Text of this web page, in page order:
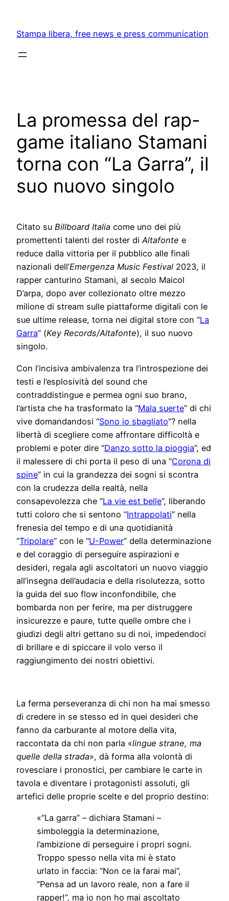
content
Stampa libera, free news e press communication
La promessa del rap-
game italiano Stamani
torna con “La Garra”, il
suo nuovo singolo
Citato su Billboard Italia come uno dei più
promettenti talenti del roster diAltafonte e
reduce dalla vittoria per il pubblico alle finali
nazionali dell’Emergenza Music Festival 2023, il
rapper canturino Stamani, al secolo Maicol
D’arpa, dopo aver collezionato oltre mezzo
milione di stream sulle piattaforme digitali con le
sue ultime release, torna nei digital store con “La
Garra” (Key Records/Altafonte), il suo nuovo
singolo.
Con l’incisiva ambivalenza tra l’introspezione dei
testi e l’esplosività del sound che
contraddistingue e permea ogni suo brano,
l’artista che ha trasformato la “Mala suerte” di chi
vive domandandosi “Sono io sbagliato”? nella
libertà di scegliere come affrontare difficoltà e
problemi e poter dire “Danzo sotto la pioggia”, ed
il malessere di chi porta il peso di una “Corona di
spine” in cui la grandezza dei sogni si scontra
con la crudezza della realtà, nella
consapevolezza che “La vie est belle”, liberando
tutti coloro che si sentono “Intrappolati” nella
frenesia del tempo e di una quotidianità
“Tripolare” con le “U-Power” della determinazione
e del coraggio di perseguire aspirazioni e
desideri, regala agli ascoltatori un nuovo viaggio
all’insegna dell’audacia e della risolutezza, sotto
la guida del suo flow inconfondibile, che
bombarda non per ferire, ma per distruggere
insicurezze e paure, tutte quelle ombre che i
giudizi degli altri gettano su di noi, impedendoci
di brillare e di spiccare il volo verso il
raggiungimento dei nostri obiettivi.
La ferma perseveranza di chi non ha mai smesso
di credere in se stesso ed in quei desideri che
fanno da carburante al motore della vita,
raccontata da chi non parla «lingue strane, ma
quelle della strada», dà forma alla volontà di
rovesciare i pronostici, per cambiare le carte in
tavola e diventare i protagonisti assoluti, gli
artefici delle proprie scelte e del proprio destino:
«”La garra” – dichiara Stamani –
simboleggia la determinazione,
l’ambizione di perseguire i propri sogni.
Troppo spesso nella vita mi è stato
urlato in faccia: “Non ce la farai mai”,
“Pensa ad un lavoro reale, non a fare il
rapper!”, ma io non ho mai ascoltato